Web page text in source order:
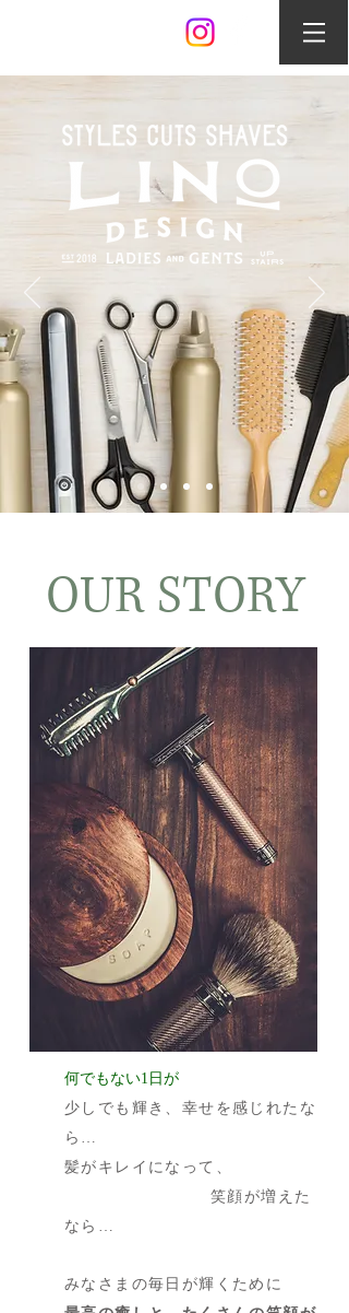
OUR STORY
何でもない1日が
少しでも輝き、幸せを感じれたな
ら…
髪がキレイになって、
笑顔が増えた
なら…
みなさまの毎日が輝くために